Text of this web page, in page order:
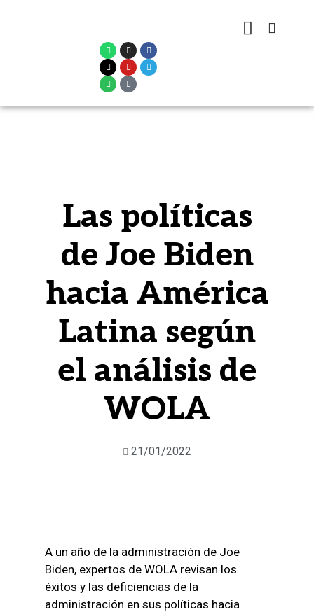
Las políticas
de Joe Biden
hacia América
Latina según
el análisis de
WOLA
21/01/2022
A un año de la administración de Joe
Biden, expertos de WOLA revisan los
éxitos y las deficiencias de la
administración en sus políticas hacia